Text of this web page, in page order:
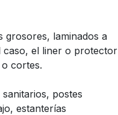
grosores, laminados a
caso, el liner o protector
cortes.
postes
estanterías